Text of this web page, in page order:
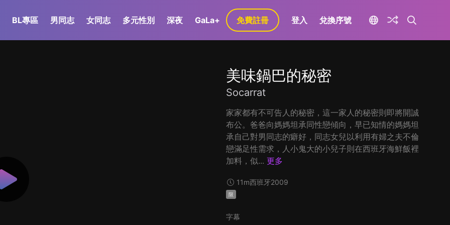
BL專區 男同志 女同志 多元性別 深夜 GaLa+ 免費註冊 登入 兌換序號
美味鍋巴的秘密
Socarrat
家家都有不可告人的秘密，這一家人的秘密則即將開誠
布公。爸爸向媽媽坦承同性戀傾向，早已知情的媽媽坦
承自己對男同志的癖好，同志女兒以利用有婦之夫不倫
戀滿足性需求，人小鬼大的小兒子則在西班牙海鮮飯裡
加料，似... 更多
11m西班牙2009
限
字幕